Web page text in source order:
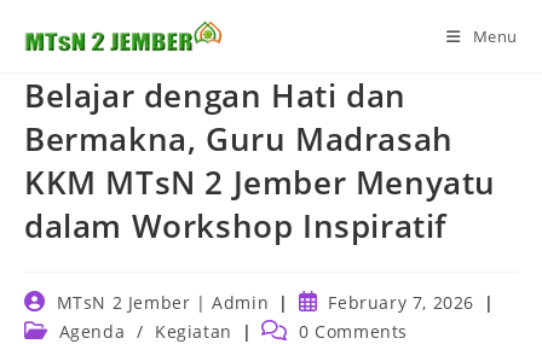
Menu
Belajar dengan Hati dan
Bermakna, Guru Madrasah
KKM MTsN 2 Jember Menyatu
dalam Workshop Inspiratif
Post
author:
MTsN 2 Jember | Admin
Post
published:
February 7, 2026
PostAgenda / Kegiatan
Post 0 Comments